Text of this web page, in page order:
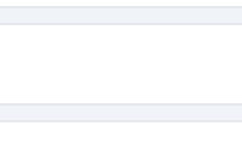
toán kích thước tổng thể.
Cao (cm)